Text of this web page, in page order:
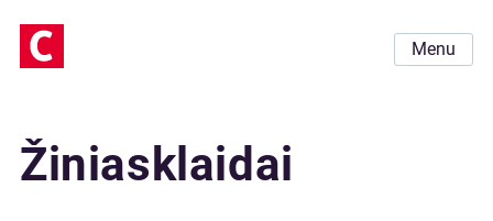
Menu
Žiniasklaidai